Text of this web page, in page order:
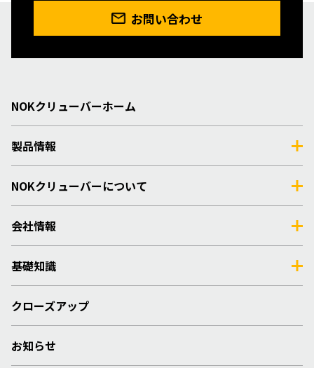
お問い合わせ
NOKクリューバーホーム
製品情報
NOKクリューバーについて
会社情報
基礎知識
クローズアップ
お知らせ